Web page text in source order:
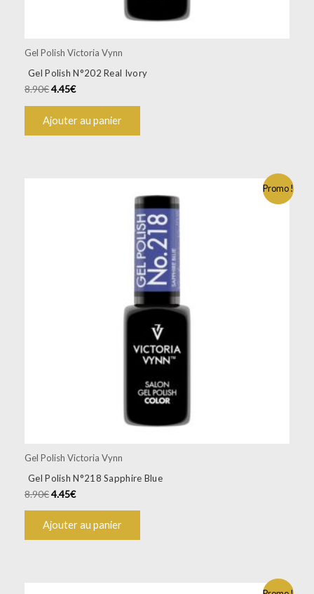
Gel Polish Victoria Vynn
Gel Polish N°202 Real Ivory
8.90€4.45€
Ajouter au panier
Promo !
Gel Polish Victoria Vynn
Gel Polish N°218 Sapphire Blue
8.90€4.45€
Ajouter au panier